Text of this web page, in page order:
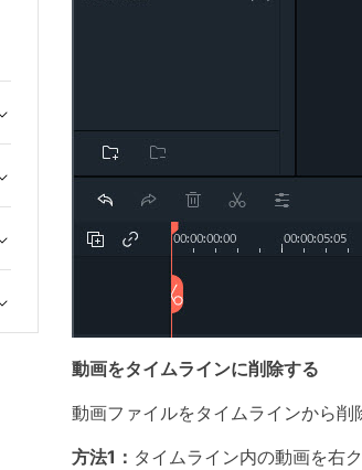
動画をタイムラインに削除する
動画ファイルをタイムラインから削
方法1： タイムライン内の動画を右